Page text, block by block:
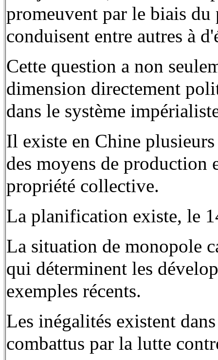
promeuvent par le biais
conduisent entre autres à
Cette question a non
dimension directement
dans le système
Il existe en Chine
des moyens de production
propriété collective.
La planification existe, le
La situation de monopole
qui déterminent les
exemples récents.
Les inégalités existent
combattus par la lutte